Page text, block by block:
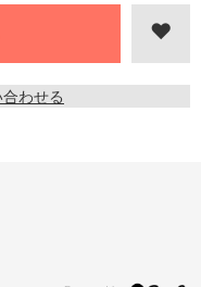
わせる